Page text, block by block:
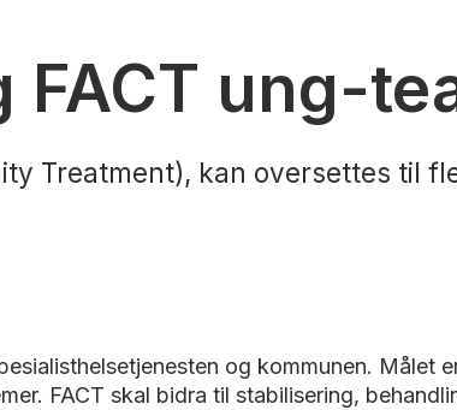
FACT ung-
Treatment), kan oversettes til
og kommunen. Målet
FACT skal bidra til stabilisering,